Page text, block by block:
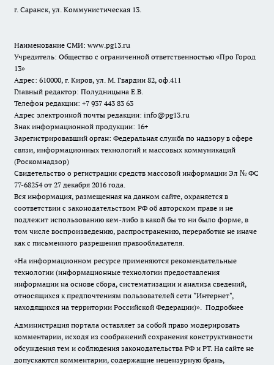
г. Саранск, ул. Коммунистическая 13.
Наименование СМИ: www.pg13.ru
Учредитель: Общество с ограниченной ответственностью «Про Город
13»
Адрес: 610000, г. Киров, ул. М. Гвардии 82, оф.411
Главный редактор: Полудницына Е.В.
Телефон редакции: +7 937 443 83 63
Адрес электронной почты редакции: info@pg13.ru
Знак информационной продукции: 16+
Зарегистрировавший орган: Федеральная служба по надзору в сфере
связи, информационных технологий и массовых коммуникаций
(Роскомнадзор)
Свидетельство о регистрации средств массовой информации Эл № ФС
77-68254 от 27 декабря 2016 года.
Вся информация, размещенная на данном сайте, охраняется в
соответствии с законодательством РФ об авторском праве и не
подлежит использованию кем-либо в какой бы то ни было форме, в
том числе воспроизведению, распространению, переработке не иначе
как с письменного разрешения правообладателя.
«На информационном ресурсе применяются рекомендательные
технологии (информационные технологии предоставления
информации на основе сбора, систематизации и анализа сведений,
относящихся к предпочтениям пользователей сети "Интернет",
находящихся на территории Российской Федерации)». Подробнее
Администрация портала оставляет за собой право модерировать
комментарии, исходя из соображений сохранения конструктивности
обсуждения тем и соблюдения законодательства РФ и РТ. На сайте не
допускаются комментарии, содержащие нецензурную брань,